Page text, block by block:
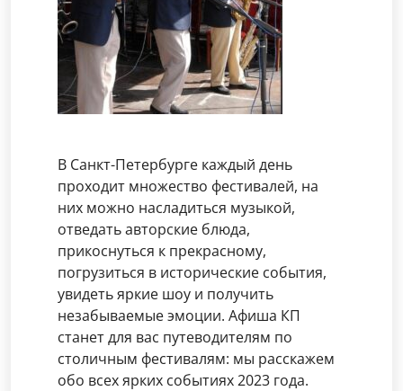
В Санкт-Петербурге каждый день
проходит множество фестивалей, на
них можно насладиться музыкой,
отведать авторские блюда,
прикоснуться к прекрасному,
погрузиться в исторические события,
увидеть яркие шоу и получить
незабываемые эмоции. Афиша КП
станет для вас путеводителям по
столичным фестивалям: мы расскажем
обо всех ярких событиях 2023 года.